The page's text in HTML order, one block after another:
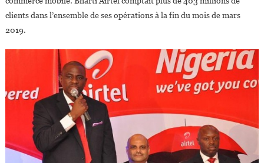
clients dans l’ensemble de ses opérations à la fin du mois de mars
2019.